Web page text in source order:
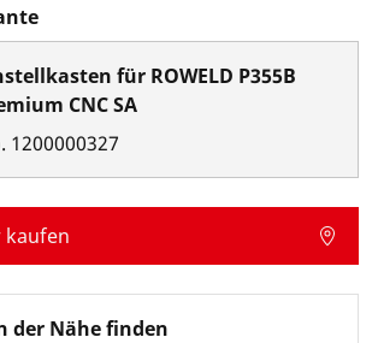
für ROWELD P355B
CNC SA
1200000327
kaufen
der Nähe finden